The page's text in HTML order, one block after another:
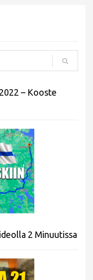
– Kooste
2 Minuutissa